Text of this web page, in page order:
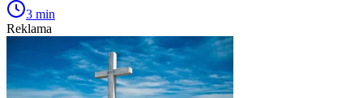
3 min
Reklama